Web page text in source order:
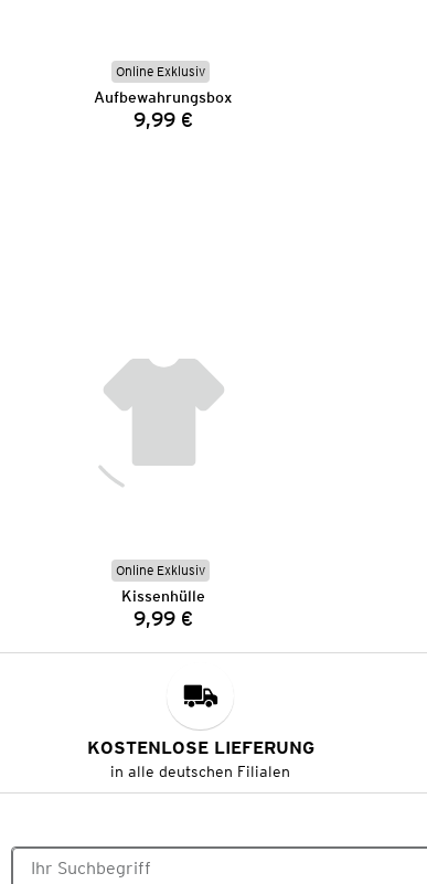
Online Exklusiv
Aufbewahrungsbox
Preis:
9,99 €
Online Exklusiv
Kissenhülle
Preis:
9,99 €
KOSTENLOSE LIEFERUNG
in alle deutschen Filialen